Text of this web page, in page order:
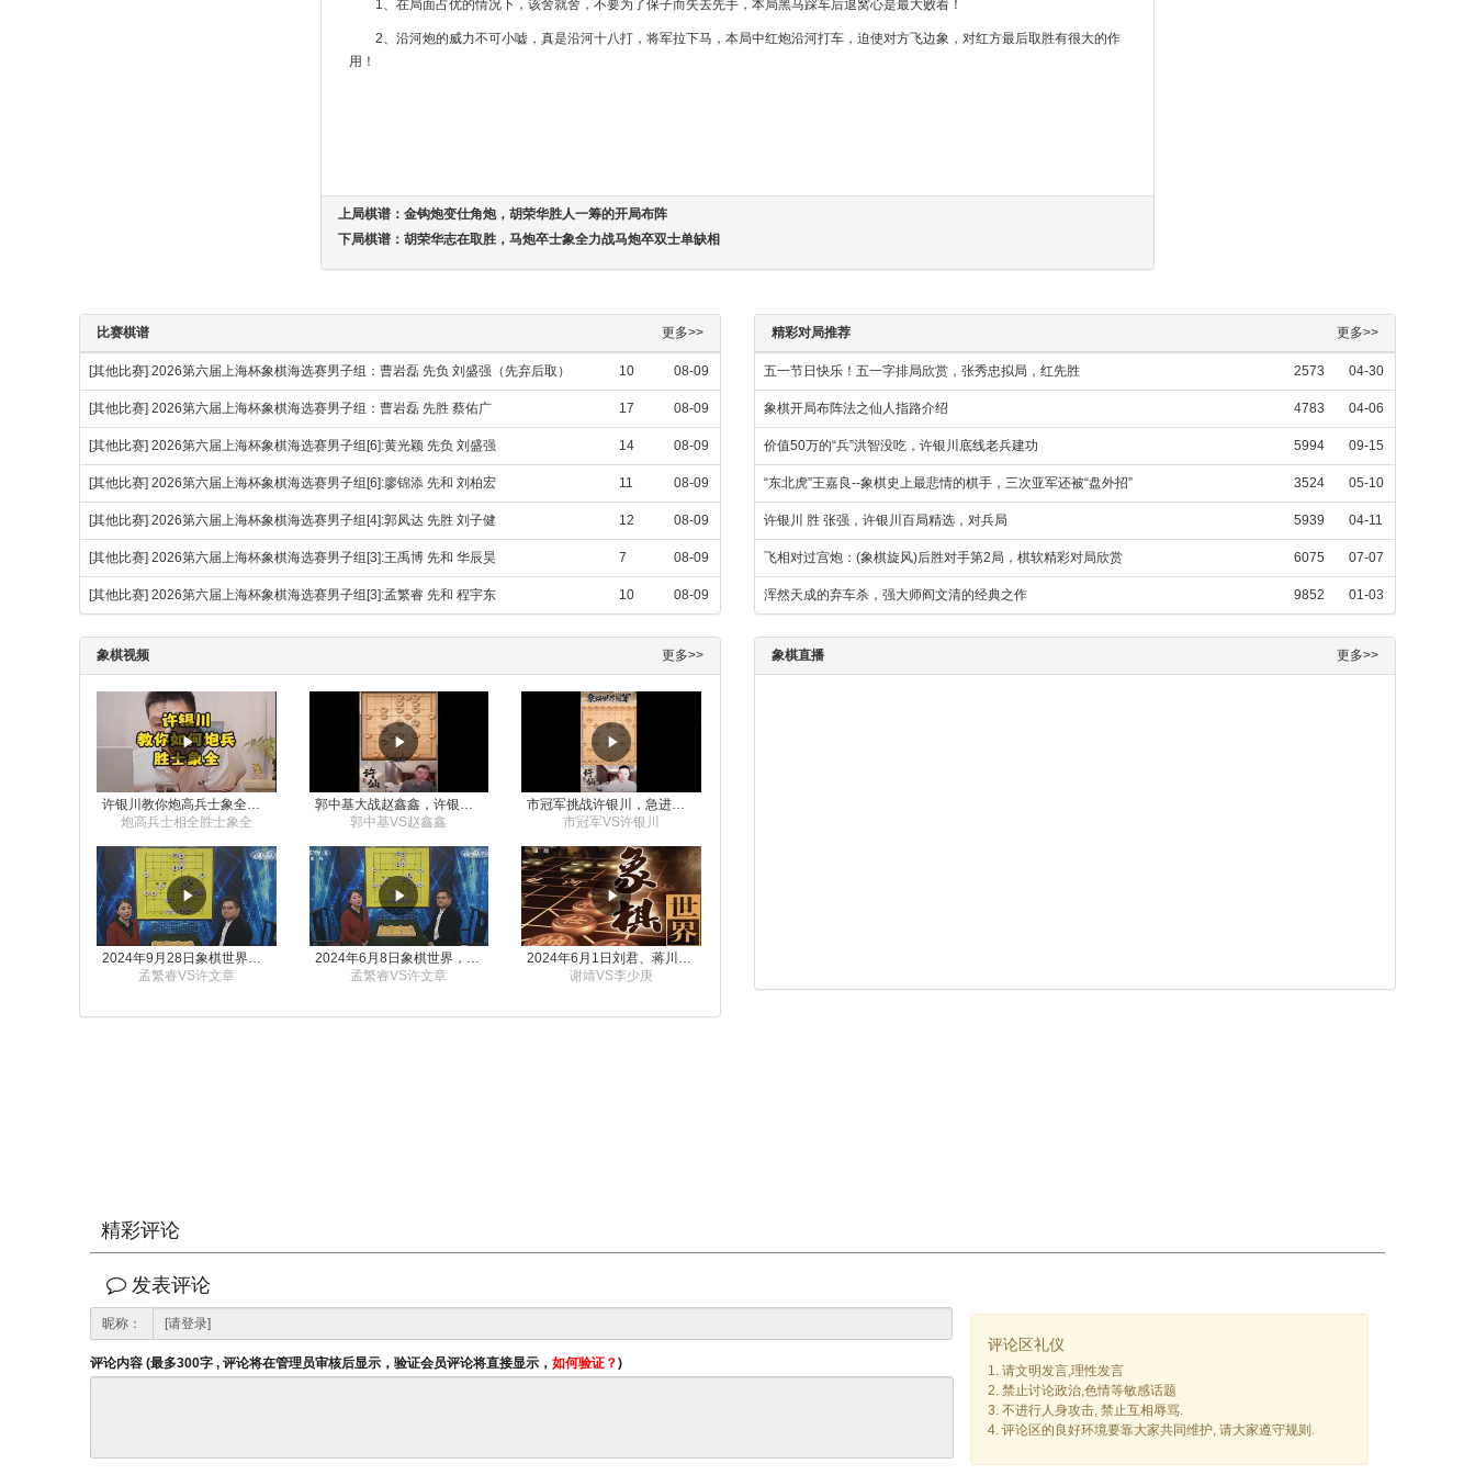
1、在局面占优的情况下，该舍就舍，不要为了保子而失去先手，本局黑马踩车后退窝心是最大败着！
2、沿河炮的威力不可小嘘，真是沿河十八打，将军拉下马，本局中红炮沿河打车，迫使对方飞边象，对红方最后取胜有很大的作
用！
上局棋谱： 金钩炮变仕角炮，胡荣华胜人一筹的开局布阵
下局棋谱： 胡荣华志在取胜，马炮卒士象全力战马炮卒双士单缺相
比赛棋谱 更多>>
[其他比赛] 2026第六届上海杯象棋海选赛男子组：曹岩磊 先负 刘盛强（先弃后取） 10 08-09
[其他比赛] 2026第六届上海杯象棋海选赛男子组：曹岩磊 先胜 蔡佑广 17 08-09
[其他比赛] 2026第六届上海杯象棋海选赛男子组[6]:黄光颖 先负 刘盛强 14 08-09
[其他比赛] 2026第六届上海杯象棋海选赛男子组[6]:廖锦添 先和 刘柏宏 11 08-09
[其他比赛] 2026第六届上海杯象棋海选赛男子组[4]:郭凤达 先胜 刘子健 12 08-09
[其他比赛] 2026第六届上海杯象棋海选赛男子组[3]:王禹博 先和 华辰昊 7 08-09
[其他比赛] 2026第六届上海杯象棋海选赛男子组[3]:孟繁睿 先和 程宇东 10 08-09
精彩对局推荐 更多>>
五一节日快乐！五一字排局欣赏，张秀忠拟局，红先胜 2573 04-30
象棋开局布阵法之仙人指路介绍 4783 04-06
价值50万的“兵”洪智没吃，许银川底线老兵建功 5994 09-15
“东北虎”王嘉良--象棋史上最悲情的棋手，三次亚军还被“盘外招” 3524 05-10
许银川 胜 张强，许银川百局精选，对兵局 5939 04-11
飞相对过宫炮：(象棋旋风)后胜对手第2局，棋软精彩对局欣赏 6075 07-07
浑然天成的弃车杀，强大师阎文清的经典之作 9852 01-03
象棋视频 更多>>
炮高兵士相全胜士象全
郭中基VS赵鑫鑫
市冠军VS许银川
2024年9月28日象棋世界栏目，刘君、蒋川讲解了第九届杨官璘杯象棋公开赛孟繁睿与许文章的对局
孟繁睿VS许文章
2024年6月8日象棋世界，刘君、蒋川讲解了第九届杨官璘杯全国象棋公开赛孟繁睿与许文章的对局
孟繁睿VS许文章
2024年6月1日刘君、蒋川讲解第三届上海杯象棋大师赛谢靖与李少庚的对局
谢靖VS李少庚
象棋直播 更多>>
精彩评论
发表评论
昵称：
评论内容 (最多300字 , 评论将在管理员审核后显示，验证会员评论将直接显示， 如何验证？)
评论区礼仪
1. 请文明发言,理性发言
2. 禁止讨论政治,色情等敏感话题
3. 不进行人身攻击, 禁止互相辱骂.
4. 评论区的良好环境要靠大家共同维护, 请大家遵守规则.